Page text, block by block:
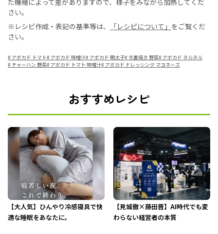
た機種によって差がありますので、様子をみながら加熱してくだ
さい。
※レシピ作成・表記の基準等は、
「レシピについて」 をご覧くだ
さい。
# アボカド トマト# アボカド 味噌汁# アボカド 明太子# 生姜焼き 野菜# アボカド タルタル
# チャーハン 野菜# アボカド トマト 味噌汁# アボカド ドレッシング マヨネーズ
おすすめレシピ
【大人気】ひんやり冷感寝具で快
適な睡眠をあなたに。
【見城徹×藤田晋】AI時代でも変
わらない経営者の本質